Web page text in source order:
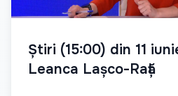
Știri (15:00) din 11
Leanca Lașco-Rață